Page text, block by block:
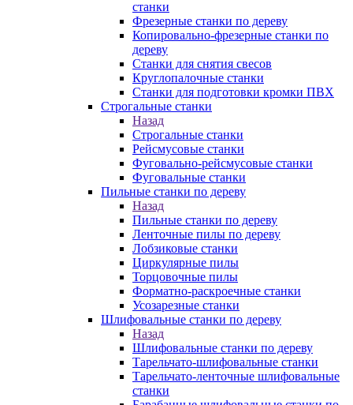
станки
Фрезерные станки по дереву
Копировально-фрезерные станки по
дереву
Станки для снятия свесов
Круглопалочные станки
Станки для подготовки кромки ПВХ
Строгальные станки
Назад
Строгальные станки
Рейсмусовые станки
Фуговально-рейсмусовые станки
Фуговальные станки
Пильные станки по дереву
Назад
Пильные станки по дереву
Ленточные пилы по дереву
Лобзиковые станки
Циркулярные пилы
Торцовочные пилы
Форматно-раскроечные станки
Усозарезные станки
Шлифовальные станки по дереву
Назад
Шлифовальные станки по дереву
Тарельчато-шлифовальные станки
Тарельчато-ленточные шлифовальные
станки